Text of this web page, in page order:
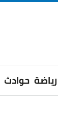
رياضة حوادث